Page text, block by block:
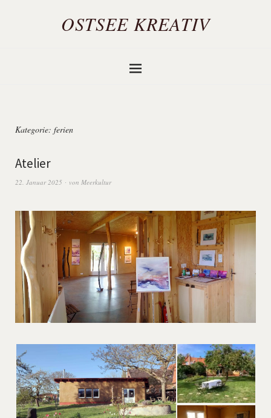
OSTSEE KREATIV
Kategorie: ferien
Atelier
22. Januar 2025 von Meerkultur